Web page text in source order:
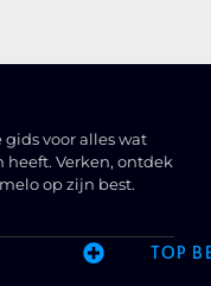
voor alles wat
Verken, ontdek
op zijn best.
TOP